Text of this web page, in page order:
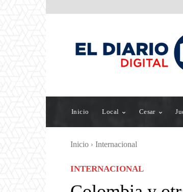
Inicio Local Cesar
Inicio Internacional
INTERNACIONAL